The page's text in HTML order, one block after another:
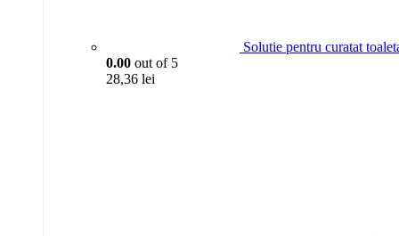
Solutie pentru curatat
0.00 out of 5
28,36 lei